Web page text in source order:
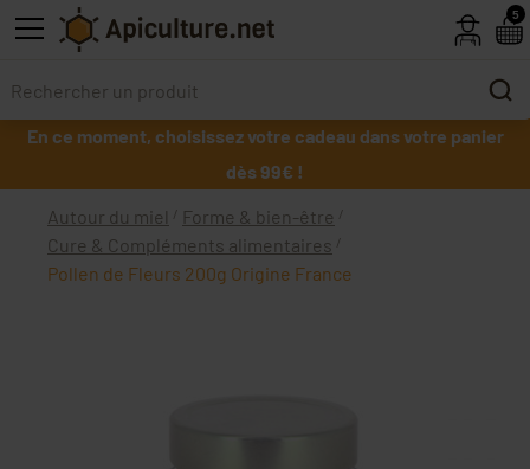
Skip to main content
En ce moment, choisissez votre cadeau dans votre panier
dès 99€ !
Autour du miel
Forme & bien-être
Cure & Compléments alimentaires
Pollen de Fleurs 200g Origine France
5